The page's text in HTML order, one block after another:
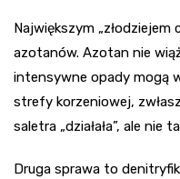
Największym „złodziejem
azotanów. Azotan nie
intensywne opady mogą
strefy korzeniowej,
saletra „działała”, ale nie
Druga sprawa to